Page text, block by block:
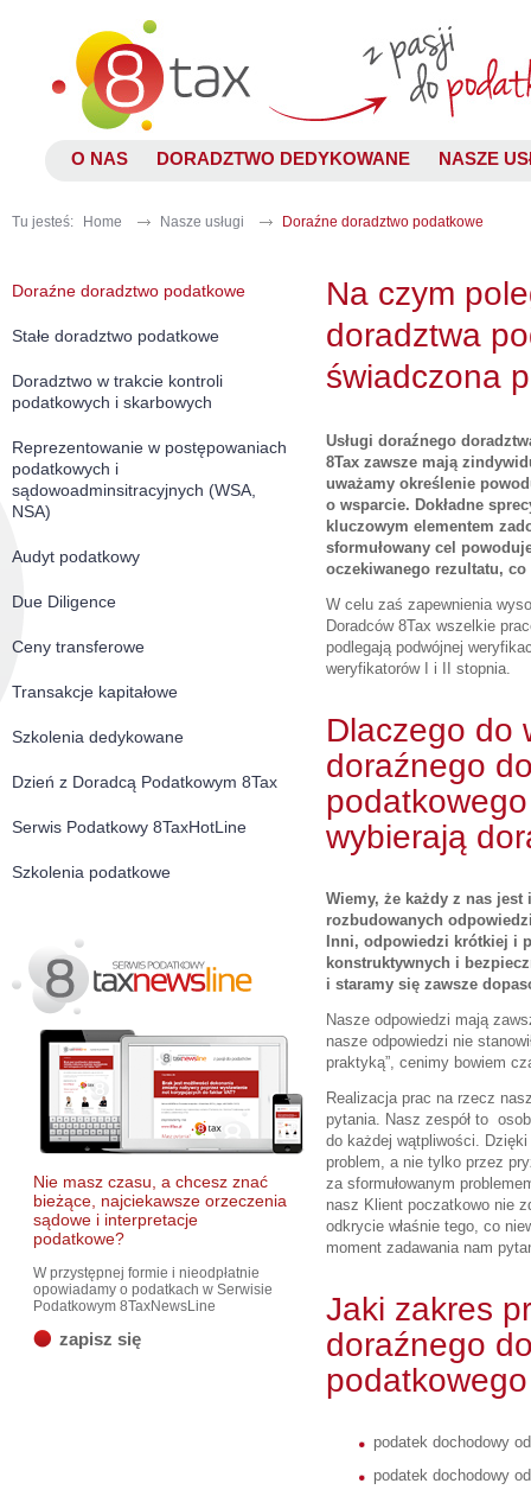
O NAS DORADZTWO DEDYKOWANE NASZE
Tu jesteś: Home Nasze usługi Doraźne doradztwo podatkowe
Doraźne doradztwo podatkowe
Stałe doradztwo podatkowe
Doradztwo w trakcie kontroli
podatkowych i skarbowych
Reprezentowanie w postępowaniach
podatkowych i
sądowoadminsitracyjnych (WSA,
NSA)
Audyt podatkowy
Due Diligence
Ceny transferowe
Transakcje kapitałowe
Szkolenia dedykowane
Dzień z Doradcą Podatkowym 8Tax
Serwis Podatkowy 8TaxHotLine
Szkolenia podatkowe
Nie masz czasu, a chcesz znać
bieżące, najciekawsze orzeczenia
sądowe i interpretacje
podatkowe?
W przystępnej formie i nieodpłatnie
opowiadamy o podatkach w Serwisie
Podatkowym 8TaxNewsLine
zapisz się
Na czym
doradztwa
świadczona
Usługi doraźnego
8Tax zawsze mają
uważamy określenie
o wsparcie. Dokładne
kluczowym elementem
sformułowany cel
oczekiwanego rezultatu,
W celu zaś zapewnienia
Doradców 8Tax wszelkie
podlegają podwójnej
weryfikatorów I i II stopnia.
Dlaczego do
doraźnego
wybierają
Wiemy, że każdy z nas
rozbudowanych
Inni, odpowiedzi krótkiej i
konstruktywnych i
i staramy się zawsze
Nasze odpowiedzi mają
nasze odpowiedzi nie
praktyką”, cenimy bowiem
Realizacja prac na rzecz
pytania. Nasz zespół to
do każdej wątpliwości.
problem, a nie tylko przez
za sformułowanym
nasz Klient poczatkowo nie
odkrycie właśnie tego, co
moment zadawania nam
Jaki zakres
doraźnego
podatek dochodowy
podatek dochodowy